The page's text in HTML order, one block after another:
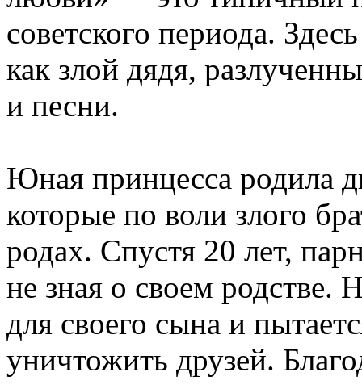
советского периода.
как злой дядя,
и песни.
Юная принцесса родила
которые по воли злого
родах. Спустя 20 лет,
не зная о своем родстве.
для своего сына и
уничтожить друзей.